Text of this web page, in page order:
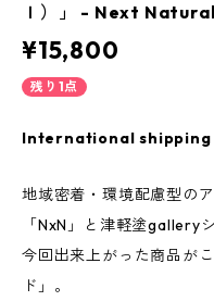
Ｉ）」 - Next Natural
¥15,800
残り1点
International
地域密着・環境配慮型の
「NxN」と津軽塗gallery
今回出来上がった商品が
ド」。